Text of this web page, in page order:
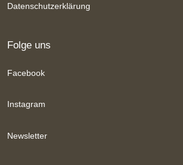
Datenschutzerklärung
Folge uns
Facebook
Instagram
Newsletter